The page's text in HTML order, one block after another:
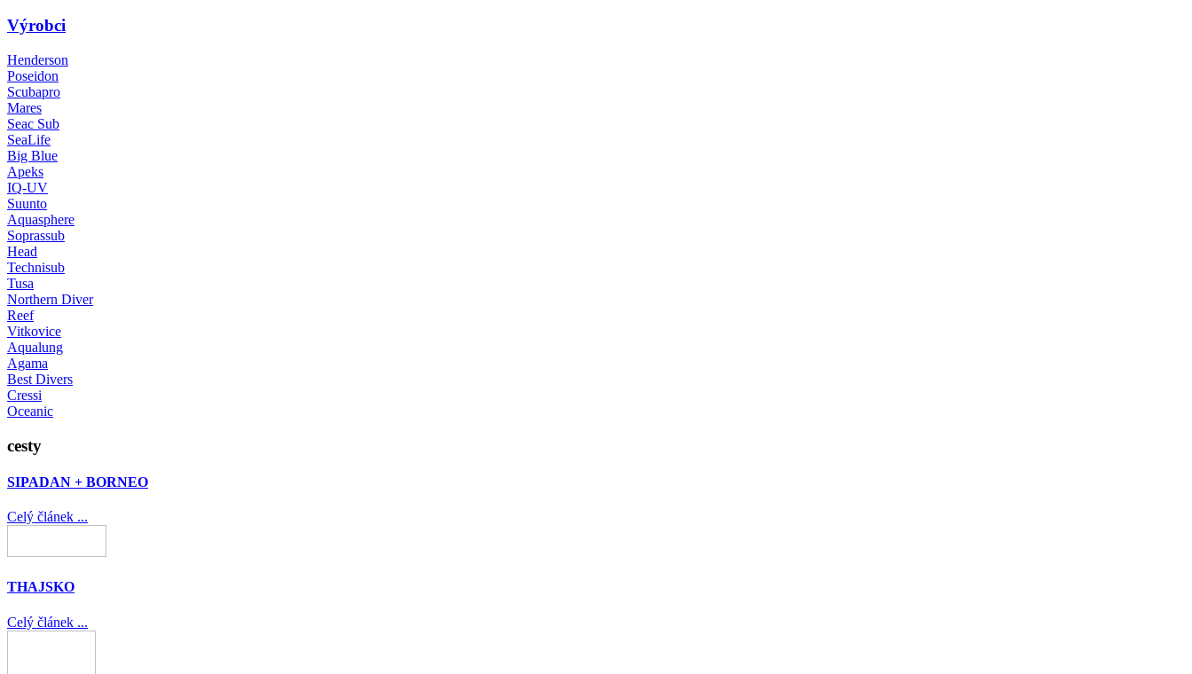
Výrobci
Henderson
Poseidon
Scubapro
Mares
Seac Sub
SeaLife
Big Blue
Apeks
IQ-UV
Suunto
Aquasphere
Soprassub
Head
Technisub
Tusa
Northern Diver
Reef
Vitkovice
Aqualung
Agama
Best Divers
Cressi
Oceanic
cesty
SIPADAN + BORNEO
Celý článek ...
THAJSKO
Celý článek ...